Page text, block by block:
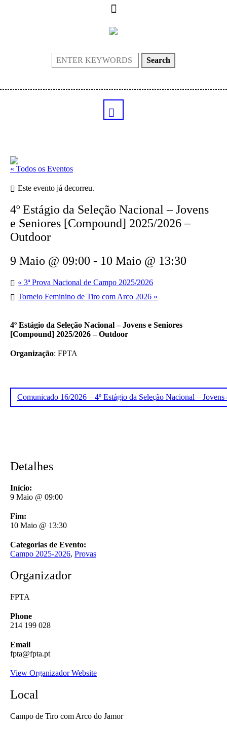
Search
« Todos os Eventos
Este evento já decorreu.
4º Estágio da Seleção Nacional – Jovens
e Seniores [Compound] 2025/2026 –
Outdoor
9 Maio @ 09:00 - 10 Maio @ 13:30
« 3ª Prova Nacional de Campo 2025/2026
Torneio Feminino de Tiro com Arco 2026 »
4º Estágio da Seleção Nacional – Jovens e Seniores
[Compound] 2025/2026 – Outdoor
Organização: FPTA
Comunicado 16/2026 – 4º Estágio da Seleção Nacional –
Detalhes
Início:
9 Maio @ 09:00
Fim:
10 Maio @ 13:30
Categorias de Evento:
Campo 2025-2026, Provas
Organizador
FPTA
Phone
214 199 028
Email
fpta@fpta.pt
View Organizador Website
Local
Campo de Tiro com Arco do Jamor